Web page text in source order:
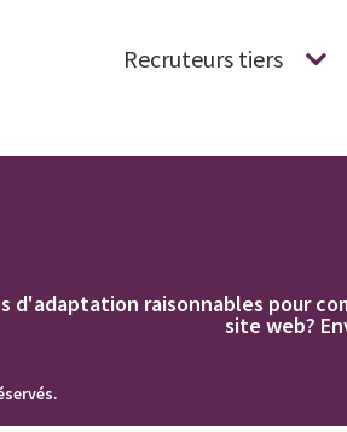
Recruteurs tiers
d'adaptation raisonnables pour
site web?